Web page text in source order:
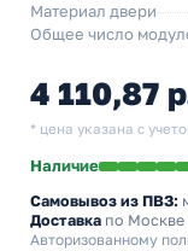
Материал двери
Общее число
4 110,87
* цена указана с
Наличие
Самовывоз из ПВЗ:
Доставка по Москве
Авторизованному